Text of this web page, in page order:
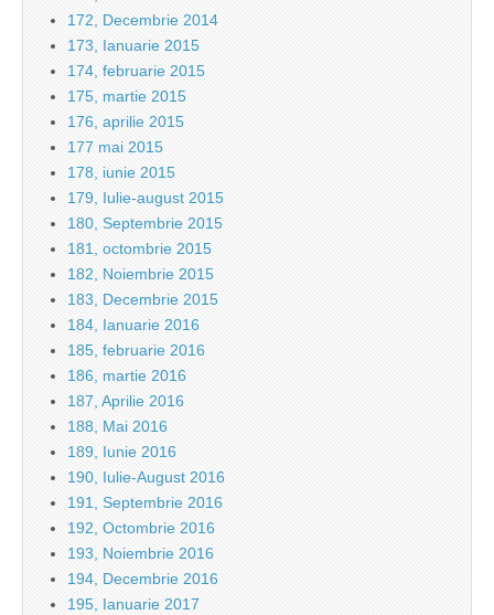
172, Decembrie 2014
173, Ianuarie 2015
174, februarie 2015
175, martie 2015
176, aprilie 2015
177 mai 2015
178, iunie 2015
179, Iulie-august 2015
180, Septembrie 2015
181, octombrie 2015
182, Noiembrie 2015
183, Decembrie 2015
184, Ianuarie 2016
185, februarie 2016
186, martie 2016
187, Aprilie 2016
188, Mai 2016
189, Iunie 2016
190, Iulie-August 2016
191, Septembrie 2016
192, Octombrie 2016
193, Noiembrie 2016
194, Decembrie 2016
195, Ianuarie 2017